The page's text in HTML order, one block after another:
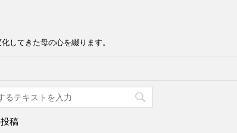
してきた母の心を綴ります。
稿